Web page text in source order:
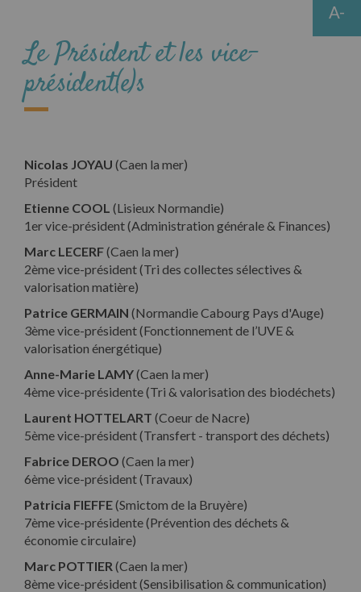
A-
Le Président et les vice-
président(e)s
Nicolas JOYAU (Caen la mer)
Président
Etienne COOL (Lisieux Normandie)
1er vice-président (Administration générale & Finances)
Marc LECERF(Caen la mer)
2ème vice-président (Tri des collectes sélectives &
valorisation matière)
Patrice GERMAIN (Normandie Cabourg Pays d'Auge)
3ème vice-président (Fonctionnement de l’UVE &
valorisation énergétique)
Anne-Marie LAMY(Caen la mer)
4ème vice-présidente (Tri & valorisation des biodéchets)
Laurent HOTTELART (Coeur de Nacre)
5ème vice-président (Transfert - transport des déchets)
Fabrice DEROO (Caen la mer)
6ème vice-président (Travaux)
Patricia FIEFFE(Smictom de la Bruyère)
7ème vice-présidente (Prévention des déchets &
économie circulaire)
Marc POTTIER (Caen la mer)
8ème vice-président (Sensibilisation & communication)